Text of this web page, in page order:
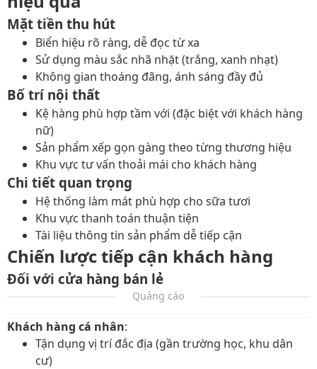
Mặt tiền thu hút
Biển hiệu rõ ràng, dễ đọc từ xa
Sử dụng màu sắc nhã nhặt (trắng, xanh nhạt)
Không gian thoáng đãng, ánh sáng đầy đủ
Bố trí nội thất
Kệ hàng phù hợp tầm với (đặc biệt với khách hàng
nữ)
Sản phẩm xếp gọn gàng theo từng thương hiệu
Khu vực tư vấn thoải mái cho khách hàng
Chi tiết quan trọng
Hệ thống làm mát phù hợp cho sữa tươi
Khu vực thanh toán thuận tiện
Tài liệu thông tin sản phẩm dễ tiếp cận
Chiến lược tiếp cận khách hàng
Đối với cửa hàng bán lẻ
Quảng cáo
Khách hàng cá nhân:
Tận dụng vị trí đắc địa (gần trường học, khu dân
cư)